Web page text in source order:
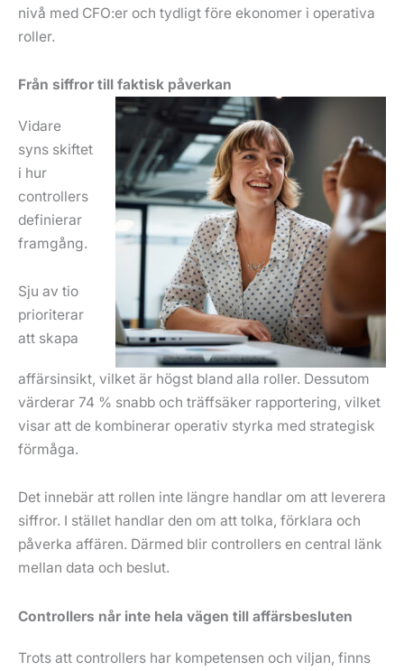
nivå med CFO:er och tydligt före ekonomer i operativa
roller.
Från siffror till faktisk påverkan
Vidare
syns skiftet
i hur
controllers
definierar
framgång.
Sju av tio
prioriterar
att skapa
affärsinsikt, vilket är högst bland alla roller. Dessutom
värderar 74 % snabb och träffsäker rapportering, vilket
visar att de kombinerar operativ styrka med strategisk
förmåga.
Det innebär att rollen inte längre handlar om att leverera
siffror. I stället handlar den om att tolka, förklara och
påverka affären. Därmed blir controllers en central länk
mellan data och beslut.
Controllers når inte hela vägen till affärsbesluten
Trots att controllers har kompetensen och viljan, finns